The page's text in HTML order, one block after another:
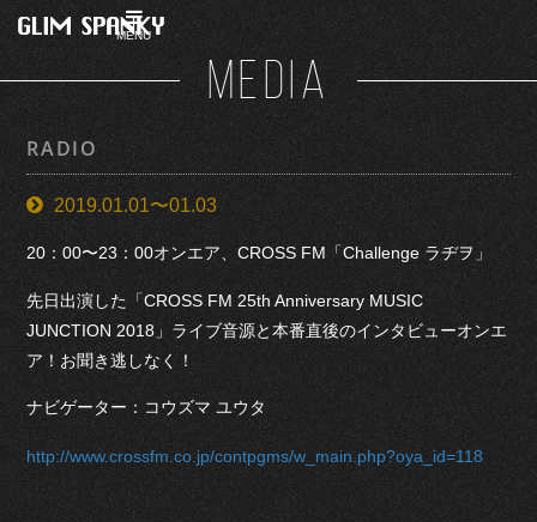
MENU
MEDIA
RADIO
2019.01.01〜01.03
20：00〜23：00オンエア、CROSS FM「Challenge ラヂヲ」
先日出演した「CROSS FM 25th Anniversary MUSIC
JUNCTION 2018」ライブ音源と本番直後のインタビューオンエ
ア！お聞き逃しなく！
ナビゲーター：コウズマ ユウタ
http://www.crossfm.co.jp/contpgms/w_main.php?oya_id=118